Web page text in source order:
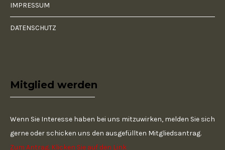
IMPRESSUM
DATENSCHUTZ
Mitglied werden
Wenn Sie Interesse haben bei uns mitzuwirken, melden Sie sich
gerne oder schicken uns den ausgefüllten Mitgliedsantrag.
Zum Antrag. Klicken Sie auf den Link